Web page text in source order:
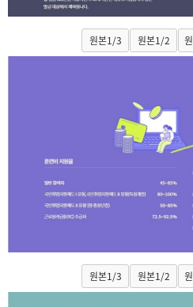
원본1/3 원본1/2
원본1/3 원본1/2